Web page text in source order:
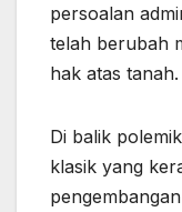
persoalan
telah berubah
hak atas tanah.
Di balik
klasik yang